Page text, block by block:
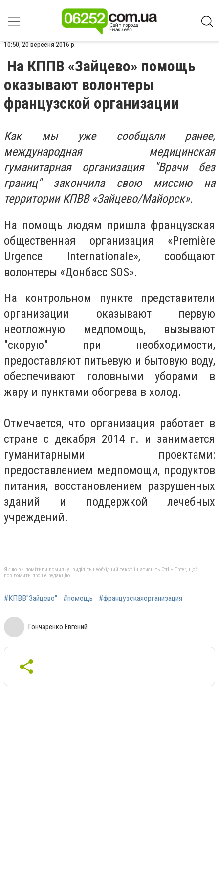
10:50, 20 вересня 2016 р.
На КППВ «Зайцево» помощь
оказывают волонтеры
французской организации
Как мы уже сообщали ранее,
международная медицинская
гуманитарная организация "Врачи без
границ" закончила свою миссию на
территории КПВВ «Зайцево/Майорск».
На помощь людям пришла французская
общественная организация «Première
Urgence Internationale», сообщают
волонтеры «Донбасс SOS».
На контрольном пункте представители
организации оказывают первую
неотложную медпомощь, вызывают
"скорую" при необходимости,
предоставляют питьевую и бытовую воду,
обеспечивают головными уборами в
жару и пунктами обогрева в холод.
Отмечается, что организация работает в
стране с декабря 2014 г. и занимается
гуманитарными проектами:
предоставлением медпомощи, продуктов
питания, восстановлением разрушенных
зданий и поддержкой лечебных
учреждений.
Якщо ви помітили помилку, виділіть необхідний текст і натисніть Ctrl + Enter, щоб
повідомити про це редакцію
#КПВВ"Зайцево" #помощь #французскаяорганизация
Гончаренко Евгений